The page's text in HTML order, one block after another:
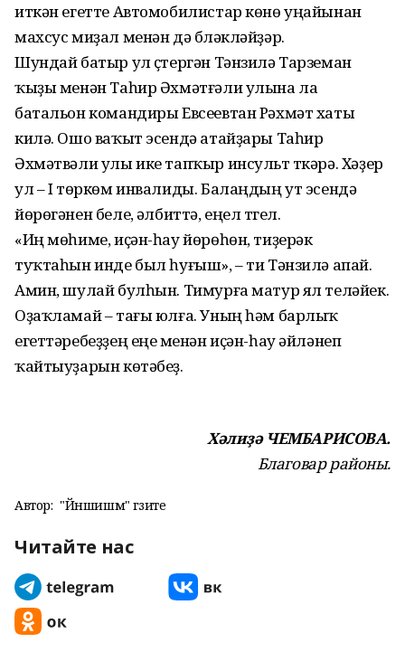
иткән егетте Автомобилистар көнө уңайынан
махсус миҙал менән дә бүләкләй­ҙәр.
Шундай батыр ул үҫтергән Тәнзилә Тарземан
ҡыҙы менән Таһир Әхмәтғәли улына ла
батальон командиры Евсеевтан Рәхмәт хаты
килә. Ошо ваҡыт эсендә атайҙары Таһир
Әхмәтвәли улы ике тапҡыр инсульт үткәрә. Хәҙер
ул – I төркөм инвалиды. Балаңдың ут эсендә
йөрөгәнен белеү, әлбиттә, еңел түгел.
«Иң мөһиме, иҫән-һау йөрөһөн, тиҙерәк
туҡтаһын инде был һуғыш», – ти Тәнзилә апай.
Амин, шулай булһын. Тимурға матур ял теләйек.
Оҙаҡламай – тағы юлға. Уның һәм барлыҡ
егеттәребеҙҙең еңеү менән иҫән-һау әйләнеп
ҡайтыу­ҙарын көтәбеҙ.
Хәлиҙә ЧЕМБАРИСОВА.
Благовар районы.
Автор: "Йәншишмә" гәзите
Читайте нас